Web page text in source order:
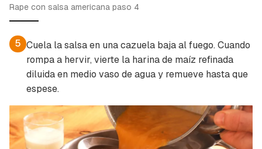
Rape con salsa americana paso 4
5 Cuela la salsa en una cazuela baja al fuego. Cuando
rompa a hervir, vierte la harina de maíz refinada
diluida en medio vaso de agua y remueve hasta que
espese.